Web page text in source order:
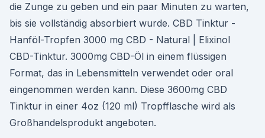
die Zunge zu geben und ein paar Minuten zu warten,
bis sie vollständig absorbiert wurde. CBD Tinktur -
Hanföl-Tropfen 3000 mg CBD - Natural | Elixinol
CBD-Tinktur. 3000mg CBD-Öl in einem flüssigen
Format, das in Lebensmitteln verwendet oder oral
eingenommen werden kann. Diese 3600mg CBD
Tinktur in einer 4oz (120 ml) Tropfflasche wird als
Großhandelsprodukt angeboten.